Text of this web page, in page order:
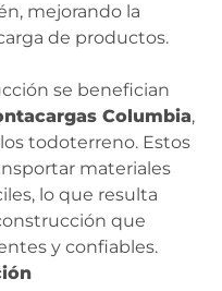
mejorando la
de productos.
se benefician
Columbia,
todoterreno. Estos
materiales
lo que resulta
que
y confiables.